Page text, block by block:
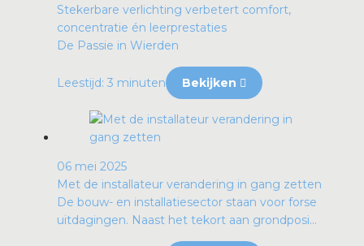
Stekerbare verlichting verbetert comfort,
concentratie én leerprestaties
De Passie in Wierden
Leestijd: 3 minuten Bekijken
06 mei 2025
Met de installateur verandering in gang zetten
De bouw- en installatiesector staan voor forse
uitdagingen. Naast het tekort aan grondposi...